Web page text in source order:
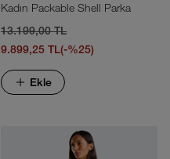
Kadın Packable Shell Parka
13.199,00 TL
9.899,25 TL(-%25)
Ekle